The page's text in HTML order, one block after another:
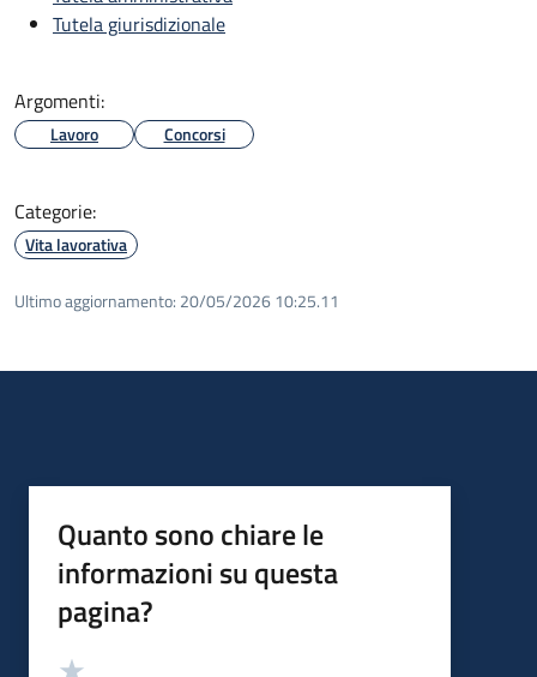
Tutela giurisdizionale
Argomenti:
Lavoro Concorsi
Categorie:
Vita lavorativa
Ultimo aggiornamento: 20/05/2026 10:25.11
Quanto sono chiare le
informazioni su questa
pagina?
Valutazione